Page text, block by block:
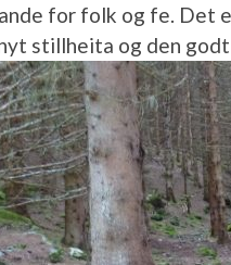
for folk og fe. Det
stillheita og den